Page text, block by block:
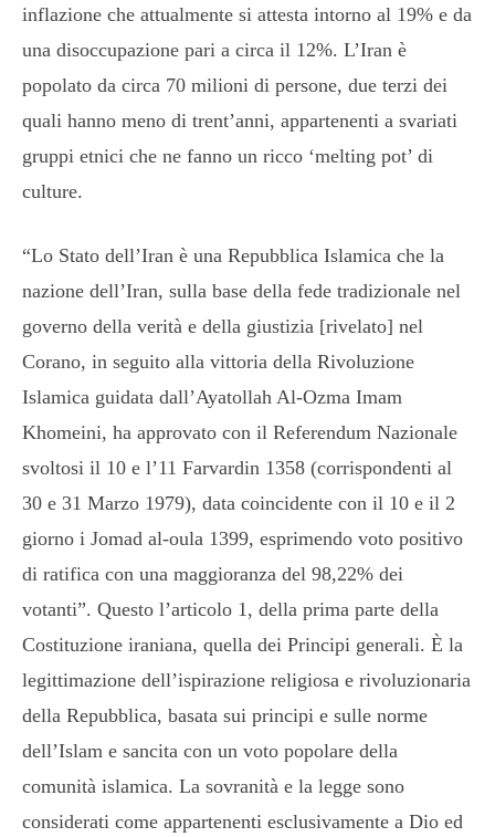
inflazione che attualmente si attesta intorno al 19% e da
una disoccupazione pari a circa il 12%. L’Iran è
popolato da circa 70 milioni di persone, due terzi dei
quali hanno meno di trent’anni, appartenenti a svariati
gruppi etnici che ne fanno un ricco ‘melting pot’ di
culture.
“Lo Stato dell’Iran è una Repubblica Islamica che la
nazione dell’Iran, sulla base della fede tradizionale nel
governo della verità e della giustizia [rivelato] nel
Corano, in seguito alla vittoria della Rivoluzione
Islamica guidata dall’Ayatollah Al-Ozma Imam
Khomeini, ha approvato con il Referendum Nazionale
svoltosi il 10 e l’11 Farvardin 1358 (corrispondenti al
30 e 31 Marzo 1979), data coincidente con il 10 e il 2
giorno i Jomad al-oula 1399, esprimendo voto positivo
di ratifica con una maggioranza del 98,22% dei
votanti”. Questo l’articolo 1, della prima parte della
Costituzione iraniana, quella dei Principi generali. È la
legittimazione dell’ispirazione religiosa e rivoluzionaria
della Repubblica, basata sui principi e sulle norme
dell’Islam e sancita con un voto popolare della
comunità islamica. La sovranità e la legge sono
considerati come appartenenti esclusivamente a Dio ed